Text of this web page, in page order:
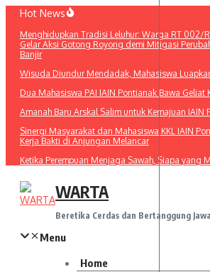
Lewati
konten
Hot News
Menghidupkan Tradisi Leluhur: Warga RT 002/
Gelar Aksi Gotong Royong demi Mitigasi
Banjir
Wisuda Diundur Mendadak, Mahasiswa
Dua Mahasiswa PAI IAIN Pontianak Bawa Geliat
Amanah Baru Arskal Salim untuk Kemajuan IAIN
Sinergi Masyarakat dan Mahasiswa KKL IAIN
Kerja Bakti di Anjungan Melancar
Ketika Perempuan Menjaga Sawah, Siapa yang
WARTA
Beretika Cerdas dan Bertanggung
Menu
Home